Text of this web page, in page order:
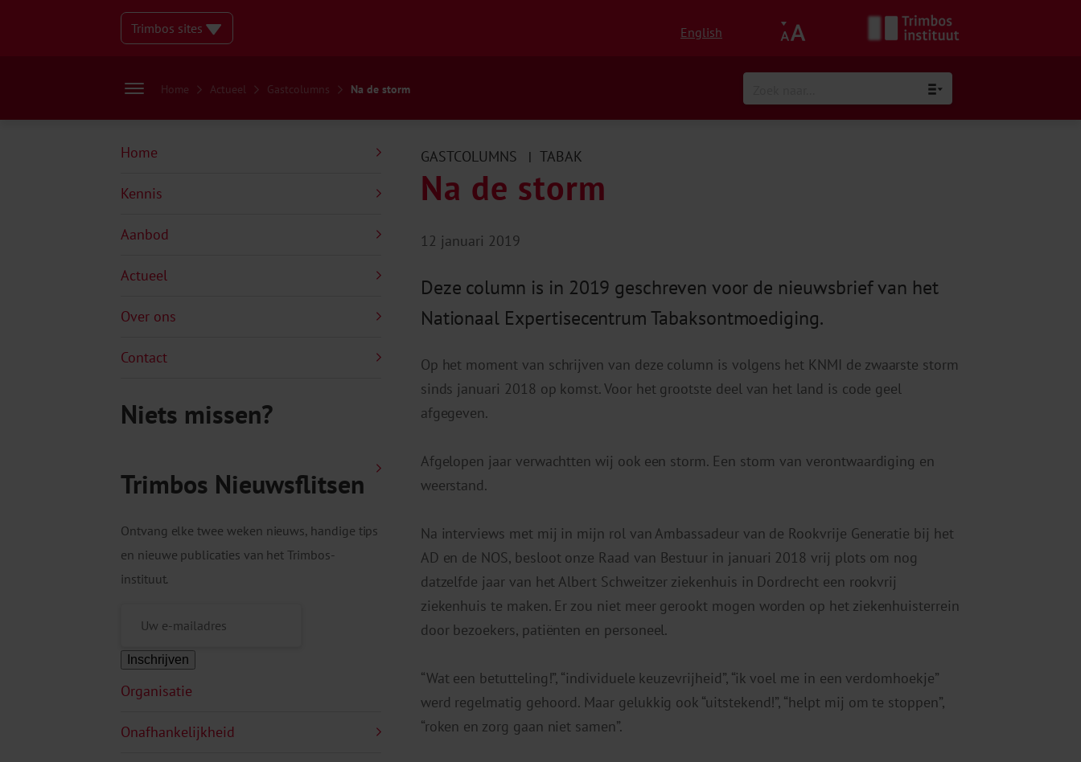
Trimbos sites English
Home Actueel Gastcolumns Na de storm
Home
Kennis
Aanbod
Actueel
Over ons
Contact
Niets missen?
Trimbos Nieuwsflitsen
Ontvang elke twee weken nieuws, handige tips
en nieuwe publicaties van het Trimbos-
instituut.
Inschrijven
Organisatie
Onafhankelijkheid
GASTCOLUMNS | TABAK
Na de storm
12 januari 2019
Deze column is in 2019 geschreven voor de nieuwsbrief van het
Nationaal Expertisecentrum Tabaksontmoediging.
Op het moment van schrijven van deze column is volgens het KNMI de zwaarste storm
sinds januari 2018 op komst. Voor het grootste deel van het land is code geel
afgegeven.
Afgelopen jaar verwachtten wij ook een storm. Een storm van verontwaardiging en
weerstand.
Na interviews met mij in mijn rol van Ambassadeur van de Rookvrije Generatie bij het
AD en de NOS, besloot onze Raad van Bestuur in januari 2018 vrij plots om nog
datzelfde jaar van het Albert Schweitzer ziekenhuis in Dordrecht een rookvrij
ziekenhuis te maken. Er zou niet meer gerookt mogen worden op het ziekenhuisterrein
door bezoekers, patiënten en personeel.
“Wat een betutteling!”, “individuele keuzevrijheid”, “ik voel me in een verdomhoekje”
werd regelmatig gehoord. Maar gelukkig ook “uitstekend!”, “helpt mij om te stoppen”,
“roken en zorg gaan niet samen”.